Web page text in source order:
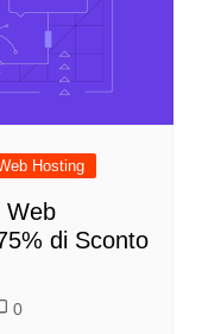
Hosting
Web
di Sconto
0